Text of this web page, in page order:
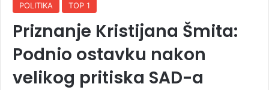
POLITIKA TOP 1
Priznanje Kristijana Šmita:
Podnio ostavku nakon
velikog pritiska SAD-a